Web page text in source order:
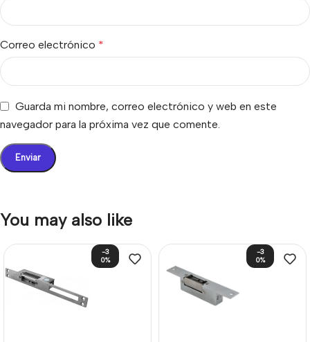
Correo electrónico *
Guarda mi nombre, correo electrónico y web en este
navegador para la próxima vez que comente.
You may also like
-3
0%
-3
0%